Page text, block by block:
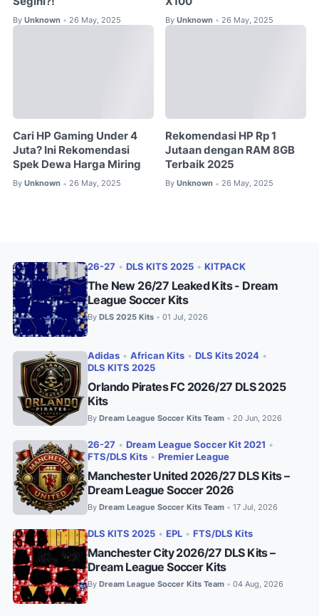
By Unknown • 26 May, 2025 By Unknown • 26 May, 2025
Cari HP Gaming Under 4
Juta? Ini Rekomendasi
Spek Dewa Harga Miring
By Unknown • 26 May, 2025
Rekomendasi HP Rp 1
Jutaan dengan RAM 8GB
Terbaik 2025
By Unknown • 26 May, 2025
26-27 • DLS KITS 2025 • KITPACK
The New 26/27 Leaked Kits - Dream
League Soccer Kits
By DLS 2025 Kits • 01 Jul, 2026
Adidas • African Kits • DLS Kits 2024 •
DLS KITS 2025
Orlando Pirates FC 2026/27 DLS 2025
Kits
By Dream League Soccer Kits Team • 20 Jun, 2026
26-27 • Dream League Soccer Kit 2021 •
FTS/DLS Kits • Premier League
Manchester United 2026/27 DLS Kits –
Dream League Soccer 2026
By Dream League Soccer Kits Team • 17 Jul, 2026
DLS KITS 2025 • EPL • FTS/DLS Kits
Manchester City 2026/27 DLS Kits –
Dream League Soccer Kits
By Dream League Soccer Kits Team • 04 Aug, 2026